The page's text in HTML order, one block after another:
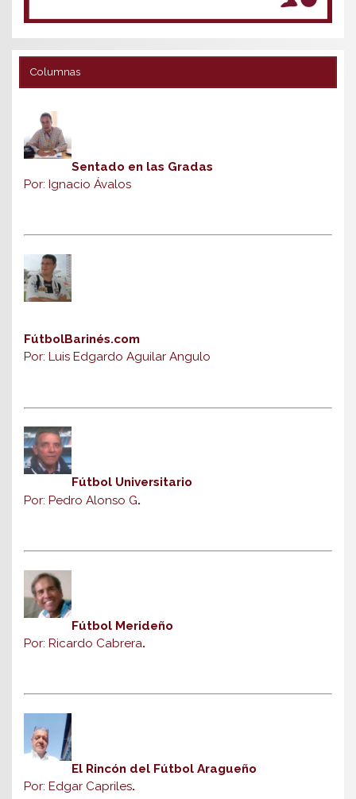
Columnas
Sentado en las Gradas
Por: Ignacio Ávalos
FútbolBarinés.com
Por: Luis Edgardo Aguilar Angulo
Fútbol Universitario
Por: Pedro Alonso G.
Fútbol Merideño
Por: Ricardo Cabrera.
El Rincón del Fútbol Aragueño
Por: Edgar Capriles.